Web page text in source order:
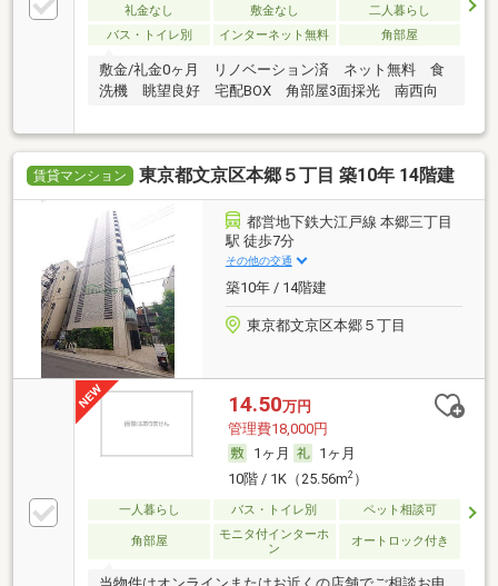
礼金なし 敷金なし
二人暮らし
バス・トイレ別
インターネット無料 角部屋
敷金/礼金0ヶ月 リノベーション済 ネット無料 食
洗機 眺望良好 宅配BOX 角部屋3面採光 南西向
賃貸マンション 東京都文京区本郷５丁目 築10年 14階建
都営地下鉄大江戸線 本郷三丁目
駅 徒歩7分
その他の交通
築10年 / 14階建
東京都文京区本郷５丁目
14.50万円
管理費18,000円
1ヶ月
1ヶ月
10階 / 1K（25.56m2）
一人暮らし バス・トイレ別 ペット相談可
角部屋
モニタ付インターホ
ン
オートロック付き